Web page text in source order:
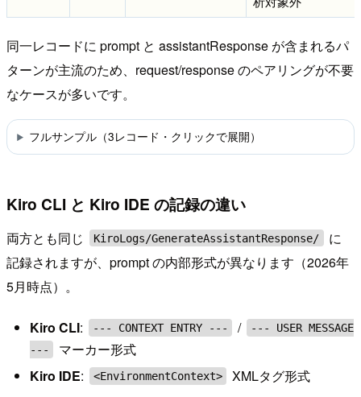
同一レコードに prompt と assistantResponse が含まれるパ
ターンが主流のため、request/response のペアリングが不要
なケースが多いです。
フルサンプル（3レコード・クリックで展開）
Kiro CLI と Kiro IDE の記録の違い
両方とも同じ KiroLogs/GenerateAssistantResponse/
に
記録されますが、prompt の内部形式が異なります（2026年
5月時点）。
Kiro CLI: --- CONTEXT ENTRY --- /
--- USER MESSAGE
---
マーカー形式
Kiro IDE: <EnvironmentContext> XMLタグ形式